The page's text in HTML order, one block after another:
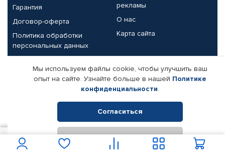
Гарантия
Договор-оферта
Политика обработки
персональных данных
рекламы
О нас
Карта сайта
Партнерам
Корпоративным клиентам
Поставщикам
Реквизиты компании
© КАМАЗ ЦЕНТР ДОНЕЦК, 2015-2026. Все права защищены.
Интернет-магазин автомобильных товаров Автопрофи.
Мы используем файлы cookie, чтобы улучшить ваш
опыт на сайте. Узнайте больше в нашей Политике
конфиденциальности.
Согласиться
Отклонить
В корзину